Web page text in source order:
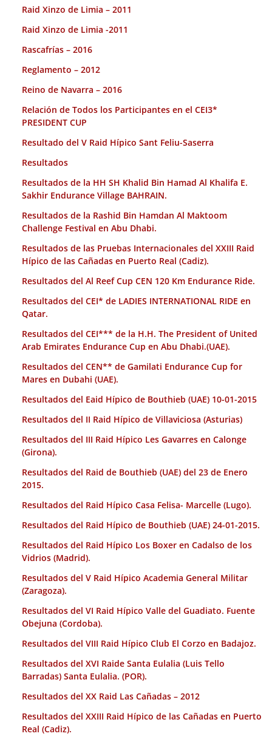
Raid Xinzo de Limia – 2011
Raid Xinzo de Limia -2011
Rascafrías – 2016
Reglamento – 2012
Reino de Navarra – 2016
Relación de Todos los Participantes en el CEI3*
PRESIDENT CUP
Resultado del V Raid Hípico Sant Feliu-Saserra
Resultados
Resultados de la HH SH Khalid Bin Hamad Al Khalifa E.
Sakhir Endurance Village BAHRAIN.
Resultados de la Rashid Bin Hamdan Al Maktoom
Challenge Festival en Abu Dhabi.
Resultados de las Pruebas Internacionales del XXIII Raid
Hípico de las Cañadas en Puerto Real (Cadiz).
Resultados del Al Reef Cup CEN 120 Km Endurance Ride.
Resultados del CEI* de LADIES INTERNATIONAL RIDE en
Qatar.
Resultados del CEI*** de la H.H. The President of United
Arab Emirates Endurance Cup en Abu Dhabi.(UAE).
Resultados del CEN** de Gamilati Endurance Cup for
Mares en Dubahi (UAE).
Resultados del Eaid Hípico de Bouthieb (UAE) 10-01-2015
Resultados del II Raid Hípico de Villaviciosa (Asturias)
Resultados del III Raid Hípico Les Gavarres en Calonge
(Girona).
Resultados del Raid de Bouthieb (UAE) del 23 de Enero
2015.
Resultados del Raid Hípico Casa Felisa- Marcelle (Lugo).
Resultados del Raid Hípico de Bouthieb (UAE) 24-01-2015.
Resultados del Raid Hípico Los Boxer en Cadalso de los
Vidrios (Madrid).
Resultados del V Raid Hípico Academia General Militar
(Zaragoza).
Resultados del VI Raid Hípico Valle del Guadiato. Fuente
Obejuna (Cordoba).
Resultados del VIII Raid Hípico Club El Corzo en Badajoz.
Resultados del XVI Raide Santa Eulalia (Luis Tello
Barradas) Santa Eulalia. (POR).
Resultados del XX Raid Las Cañadas – 2012
Resultados del XXIII Raid Hípico de las Cañadas en Puerto
Real (Cadiz).